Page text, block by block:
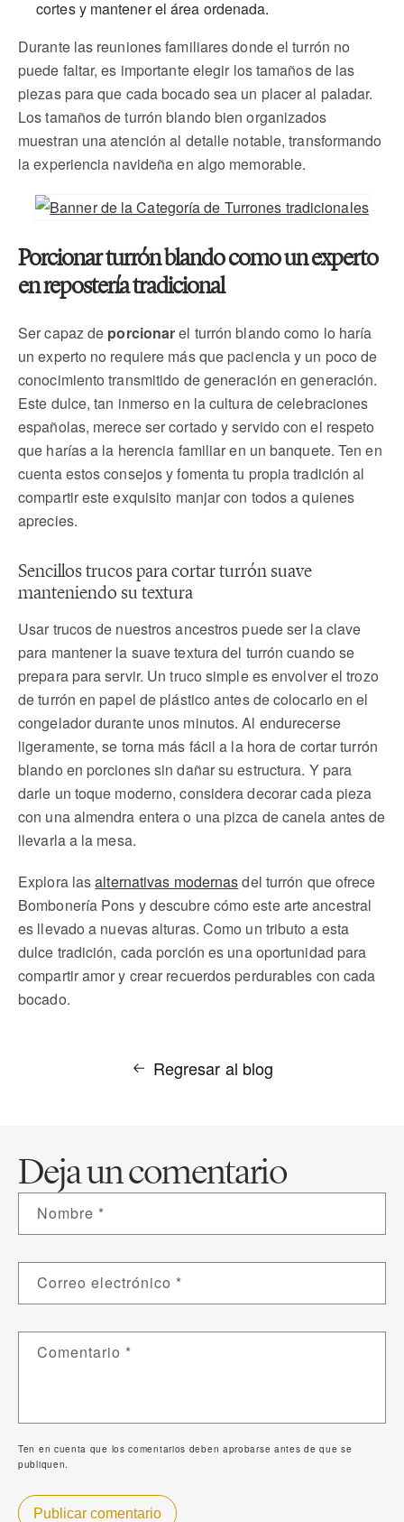
cortes y mantener el área ordenada.
Durante las reuniones familiares donde el turrón no
puede faltar, es importante elegir los tamaños de las
piezas para que cada bocado sea un placer al paladar.
Los tamaños de turrón blando bien organizados
muestran una atención al detalle notable, transformando
la experiencia navideña en algo memorable.
Porcionar turrón blando como un experto
en repostería tradicional
Ser capaz de porcionarel turrón blando como lo haría
un experto no requiere más que paciencia y un poco de
conocimiento transmitido de generación en generación.
Este dulce, tan inmerso en la cultura de celebraciones
españolas, merece ser cortado y servido con el respeto
que harías a la herencia familiar en un banquete. Ten en
cuenta estos consejos y fomenta tu propia tradición al
compartir este exquisito manjar con todos a quienes
aprecies.
Sencillos trucos para cortar turrón suave
manteniendo su textura
Usar trucos de nuestros ancestros puede ser la clave
para mantener la suave textura del turrón cuando se
prepara para servir. Un truco simple es envolver el trozo
de turrón en papel de plástico antes de colocarlo en el
congelador durante unos minutos. Al endurecerse
ligeramente, se torna más fácil a la hora de cortar turrón
blando en porciones sin dañar su estructura. Y para
darle un toque moderno, considera decorar cada pieza
con una almendra entera o una pizca de canela antes de
llevarla a la mesa.
Explora lasalternativas modernasdel turrón que ofrece
Bombonería Pons y descubre cómo este arte ancestral
es llevado a nuevas alturas. Como un tributo a esta
dulce tradición, cada porción es una oportunidad para
compartir amor y crear recuerdos perdurables con cada
bocado.
Regresar al blog
Deja un comentario
Nombre *
Correo electrónico *
Comentario *
Ten en cuenta que los comentarios deben aprobarse antes de que se
publiquen.
Publicar comentario